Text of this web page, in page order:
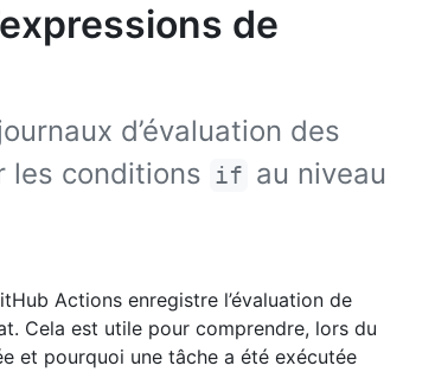
de
d’évaluation des
les conditions if au niveau
Actions enregistre l’évaluation de
Cela est utile pour comprendre, lors du
et pourquoi une tâche a été exécutée